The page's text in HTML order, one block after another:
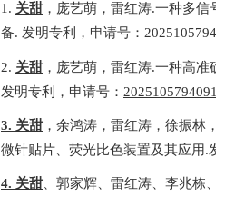
1. 关甜 ， 庞艺萌 ， 雷红涛.一种多信
备. 发明专利，申请号：
2. 关甜 ， 庞艺萌 ， 雷红涛.一种高准
发明专利，申请号： 2025105794091
3. 关甜 ，余鸿涛，雷红涛，徐振林，
微针贴片、荧光比色装置及其应用.
4. 关甜 、郭家辉、雷红涛、李兆栋